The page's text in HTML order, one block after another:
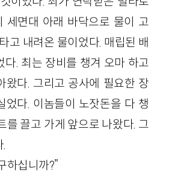
세면대 아래 바닥으로 물이 고
고 내려온 물이었다. 매립된 배
다. 최는 장비를 챙겨 오마 하고
왔다. 그리고 공사에 필요한 장
었다. 이놈들이 노잣돈을 다 챙
를 끌고 가게 앞으로 나왔다. 그
하십니까?”